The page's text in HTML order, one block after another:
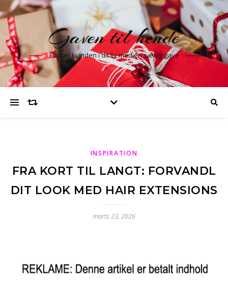
Gaven til hende
Forkæl kvinden i dit liv med en særlig gave
INSPIRATION
FRA KORT TIL LANGT: FORVANDL
DIT LOOK MED HAIR EXTENSIONS
marts 23, 2026